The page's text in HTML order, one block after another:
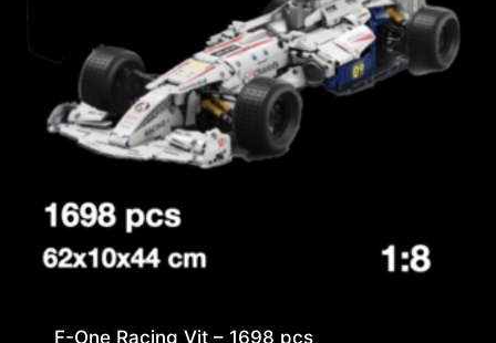
F-One Racing Vit – 1698 pcs